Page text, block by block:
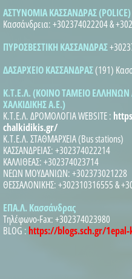
ΑΣΤΥΝΟΜΙΑ ΚΑΣΣΑΝΔΡΑΣ (POLICE)
Κασσάνδρεια: +302374022204 &
ΠΥΡΟΣΒΕΣΤΙΚΗ ΚΑΣΣΑΝΔΡΑΣ
ΔΑΣΑΡΧΕΙΟ ΚΑΣΣΑΝΔΡΑΣ(191)
Κ.Τ.Ε.Λ. (ΚΟΙΝΟ ΤΑΜΕΙΟ
ΧΑΛΚΙΔΙΚΗΣ Α.Ε.)
Κ.Τ.Ε.Λ. ΔΡΟΜΟΛΟΓΙΑ WEBSITE :
chalkidikis.gr/
Κ.Τ.Ε.Λ. ΣΤΑΘΜΑΡΧΕΙΑ (Bus stations)
ΚΑΣΣΑΝΔΡΕΙΑΣ: +302374022214
ΚΑΛΛΙΘΕΑΣ: +302374023714
ΝΕΩΝ ΜΟΥΔΑΝΙΩΝ: +302373021228
ΘΕΣΣΑΛΟΝΙΚΗΣ: +302310316555 &
ΕΠΑ.Λ. Κασσάνδρας
Τηλέφωνο-Fax: +302374023980
BLOG : https://blogs.sch.gr/